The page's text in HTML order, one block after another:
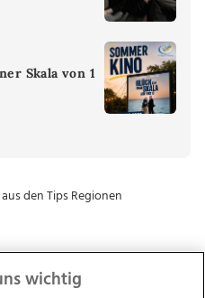
Skala von 1
wichtig